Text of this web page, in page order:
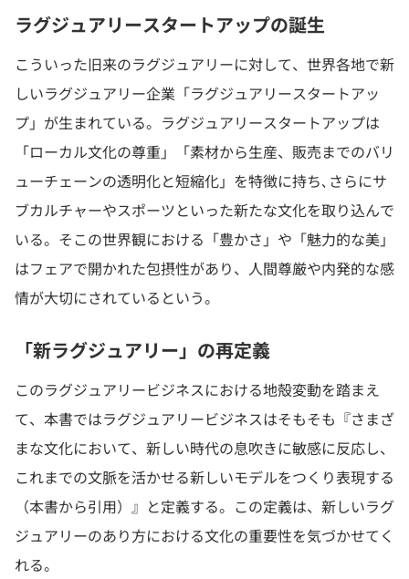
ラグジュアリースタートアップの誕生
こういった旧来のラグジュアリーに対して、世界各地で新
しいラグジュアリー企業「ラグジュアリースタートアッ
プ」が生まれている。ラグジュアリースタートアップは
「ローカル文化の尊重」「素材から生産、販売までのバリ
ューチェーンの透明化と短縮化」を特徴に持ち､さらにサ
ブカルチャーやスポーツといった新たな文化を取り込んで
いる。そこの世界観における「豊かさ」や「魅力的な美」
はフェアで開かれた包摂性があり、人間尊厳や内発的な感
情が大切にされているという。
「新ラグジュアリー」の再定義
このラグジュアリービジネスにおける地殻変動を踏まえ
て、本書ではラグジュアリービジネスはそもそも『さまざ
まな文化において、新しい時代の息吹きに敏感に反応し、
これまでの文脈を活かせる新しいモデルをつくり表現する
（本書から引用）』と定義する。この定義は、新しいラグ
ジュアリーのあり方における文化の重要性を気づかせてく
れる。